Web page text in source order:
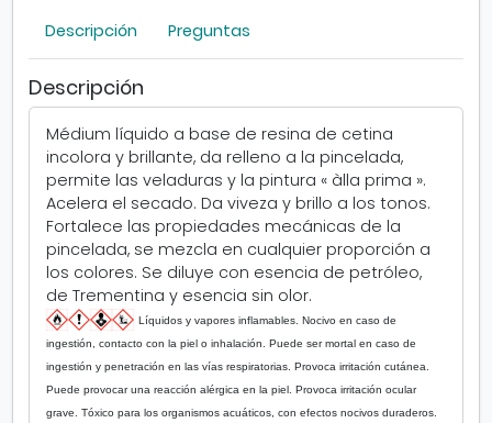
e
n
b
l
e
s
.
S
e
a
b
r
e
e
n
v
e
n
t
Descripción Preguntas
Descripción
Médium líquido a base de resina de cetina
incolora y brillante, da relleno a la pincelada,
permite las veladuras y la pintura « àlla prima ».
Acelera el secado. Da viveza y brillo a los tonos.
Fortalece las propiedades mecánicas de la
pincelada, se mezcla en cualquier proporción a
los colores. Se diluye con esencia de petróleo,
de Trementina y esencia sin olor.
Líquidos y vapores inflamables. Nocivo en caso de
ingestión, contacto con la piel o inhalación. Puede ser mortal en caso de
ingestión y penetración en las vías respiratorias. Provoca irritación cutánea.
Puede provocar una reacción alérgica en la piel. Provoca irritación ocular
grave. Tóxico para los organismos acuáticos, con efectos nocivos duraderos.